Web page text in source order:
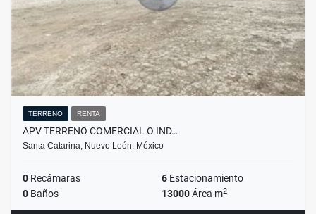
TERRENO RENTA
APV TERRENO COMERCIAL O IND…
Santa Catarina, Nuevo León, México
0 Recámaras 6 Estacionamiento
0 Baños 13000Área m2